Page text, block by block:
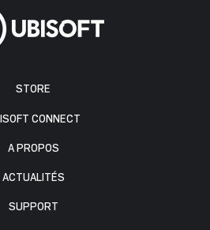
STORE
CONNECT
A PROPOS
ACTUALITÉS
SUPPORT